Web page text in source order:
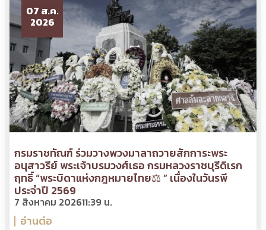
07 ส.ค.
2026
กรมราชทัณฑ์ ร่วมวางพวงมาลาถวายสักการะพระ
อนุสาวรีย์ พระเจ้าบรมวงศ์เธอ กรมหลวงราชบุรีดิเรก
ฤทธิ์ “พระบิดาแห่งกฎหมายไทย⚖ ” เนื่องในวันรพี
ประจำปี 2569
7 สิงหาคม 202611:39 น.
อ่านต่อ